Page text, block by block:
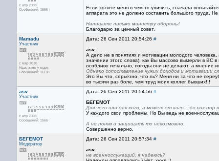
с апр 2008
Сообщений: 1566
Если хотите меня в чем-то уличить, сначала
аппарата это не должно составить большого труда.
Напишите письмо министру обороны!
Благодарю за ценный совет.
Mamadu
Участник
с мар 2010
Надо жить у моря
Сообщений: 11738
Дата: 26 Сен 2011 20:54:26 #
asv
А дело не в понятиях и мотивации молодого
значении этого слова), как Вы массово вымерли в ВС в
особливо печально, погоды они не делают, а мнение
Однако сопоставление чужих доходов и мотивации
Это Вы что, серьёзно, что ль? Меня ни за что не
во тысячи раз боле, чем труд моих коллег бывших!!!
asv
Участник
с апр 2008
Сообщений: 1566
Дата: 26 Сен 2011 20:54:56 #
БЕГЕМОТ
Для чего или для кого, а может от кого... до сих пор
У каждого свои проблемы. Но Вы ведь не
А не поняв и защищать то невозможно.
Совершенно верно.
БЕГЕМОТ
Модератор
Дата: 26 Сен 2011 20:57:34 #
asv
не военнослужащий, я надеюсь?